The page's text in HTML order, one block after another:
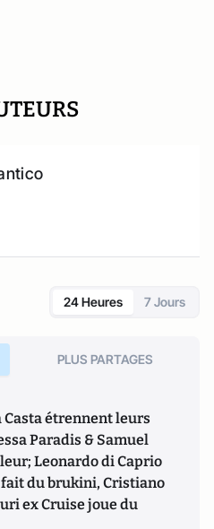
24 Heures 7 Jours
PLUS PARTAGES
étrennent leurs
Paradis & Samuel
Leonardo di Caprio
du brukini, Cristiano
ex Cruise joue du